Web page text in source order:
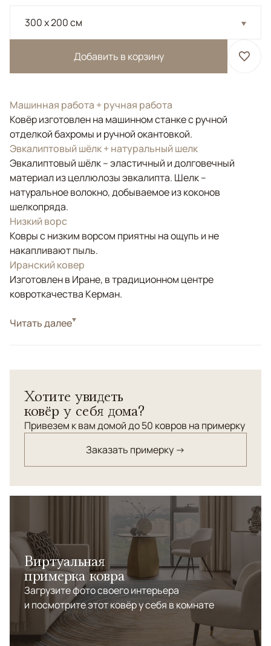
300 x 200 см
Добавить в корзину
Машинная работа + ручная работа
Ковёр изготовлен на машинном станке с ручной
отделкой бахромы и ручной окантовкой.
Эвкалиптовый шёлк + натуральный шелк
Эвкалиптовый шёлк – эластичный и долговечный
материал из целлюлозы эвкалипта. Шелк –
натуральное волокно, добываемое из коконов
шелкопряда.
Низкий ворс
Ковры с низким ворсом приятны на ощупь и не
накапливают пыль.
Иранский ковер
Изготовлен в Иране, в традиционном центре
ковроткачества Керман.
СтильКлассические
Иране, в традиционном центре ковроткачества
Керман. Производство осуществляется на
современном высокотехнологичном станке, что
узора. Важную роль играет ручной труд: бахрома и
окантовка выполняются вручную из натурального
шёлка. Завершает процесс профессиональная ручная
мойка, раскрывающая глубину красок. Коллекция
сочетает технологичность и традиционное
мастерство персидских ремесленников.
Читать далее
Хотите увидеть
ковёр у себя дома?
Привезем к вам домой до 50 ковров на примерку
Заказать примерку →
Виртуальная
примерка ковра
Загрузите фото своего интерьера
и посмотрите этот ковёр у себя в комнате